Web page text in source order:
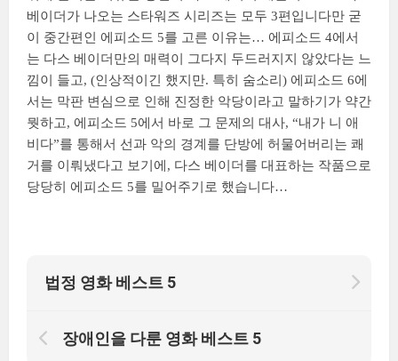
베이더가 나오는 스타워즈 시리즈는 모두 3편입니다만 굳
이 중간편인 에피소드 5를 고른 이유는… 에피소드 4에서
는 다스 베이더만의 매력이 그다지 두드러지지 않았다는 느
낌이 들고, (인상적이긴 했지만. 특히 숨소리) 에피소드 6에
서는 막판 변심으로 인해 진정한 악당이라고 말하기가 약간
뭣하고, 에피소드 5에서 바로 그 문제의 대사, “내가 니 애
비다”를 통해서 선과 악의 경계를 단방에 허물어버리는 쾌
거를 이뤄냈다고 보기에, 다스 베이더를 대표하는 작품으로
당당히 에피소드 5를 밀어주기로 했습니다…
법정 영화 베스트 5
장애인을 다룬 영화 베스트 5